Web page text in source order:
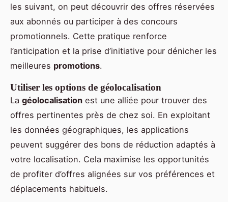
les suivant, on peut découvrir des offres réservées
aux abonnés ou participer à des concours
promotionnels. Cette pratique renforce
l’anticipation et la prise d’initiative pour dénicher les
meilleures promotions.
Utiliser les options de géolocalisation
La géolocalisation est une alliée pour trouver des
offres pertinentes près de chez soi. En exploitant
les données géographiques, les applications
peuvent suggérer des bons de réduction adaptés à
votre localisation. Cela maximise les opportunités
de profiter d’offres alignées sur vos préférences et
déplacements habituels.